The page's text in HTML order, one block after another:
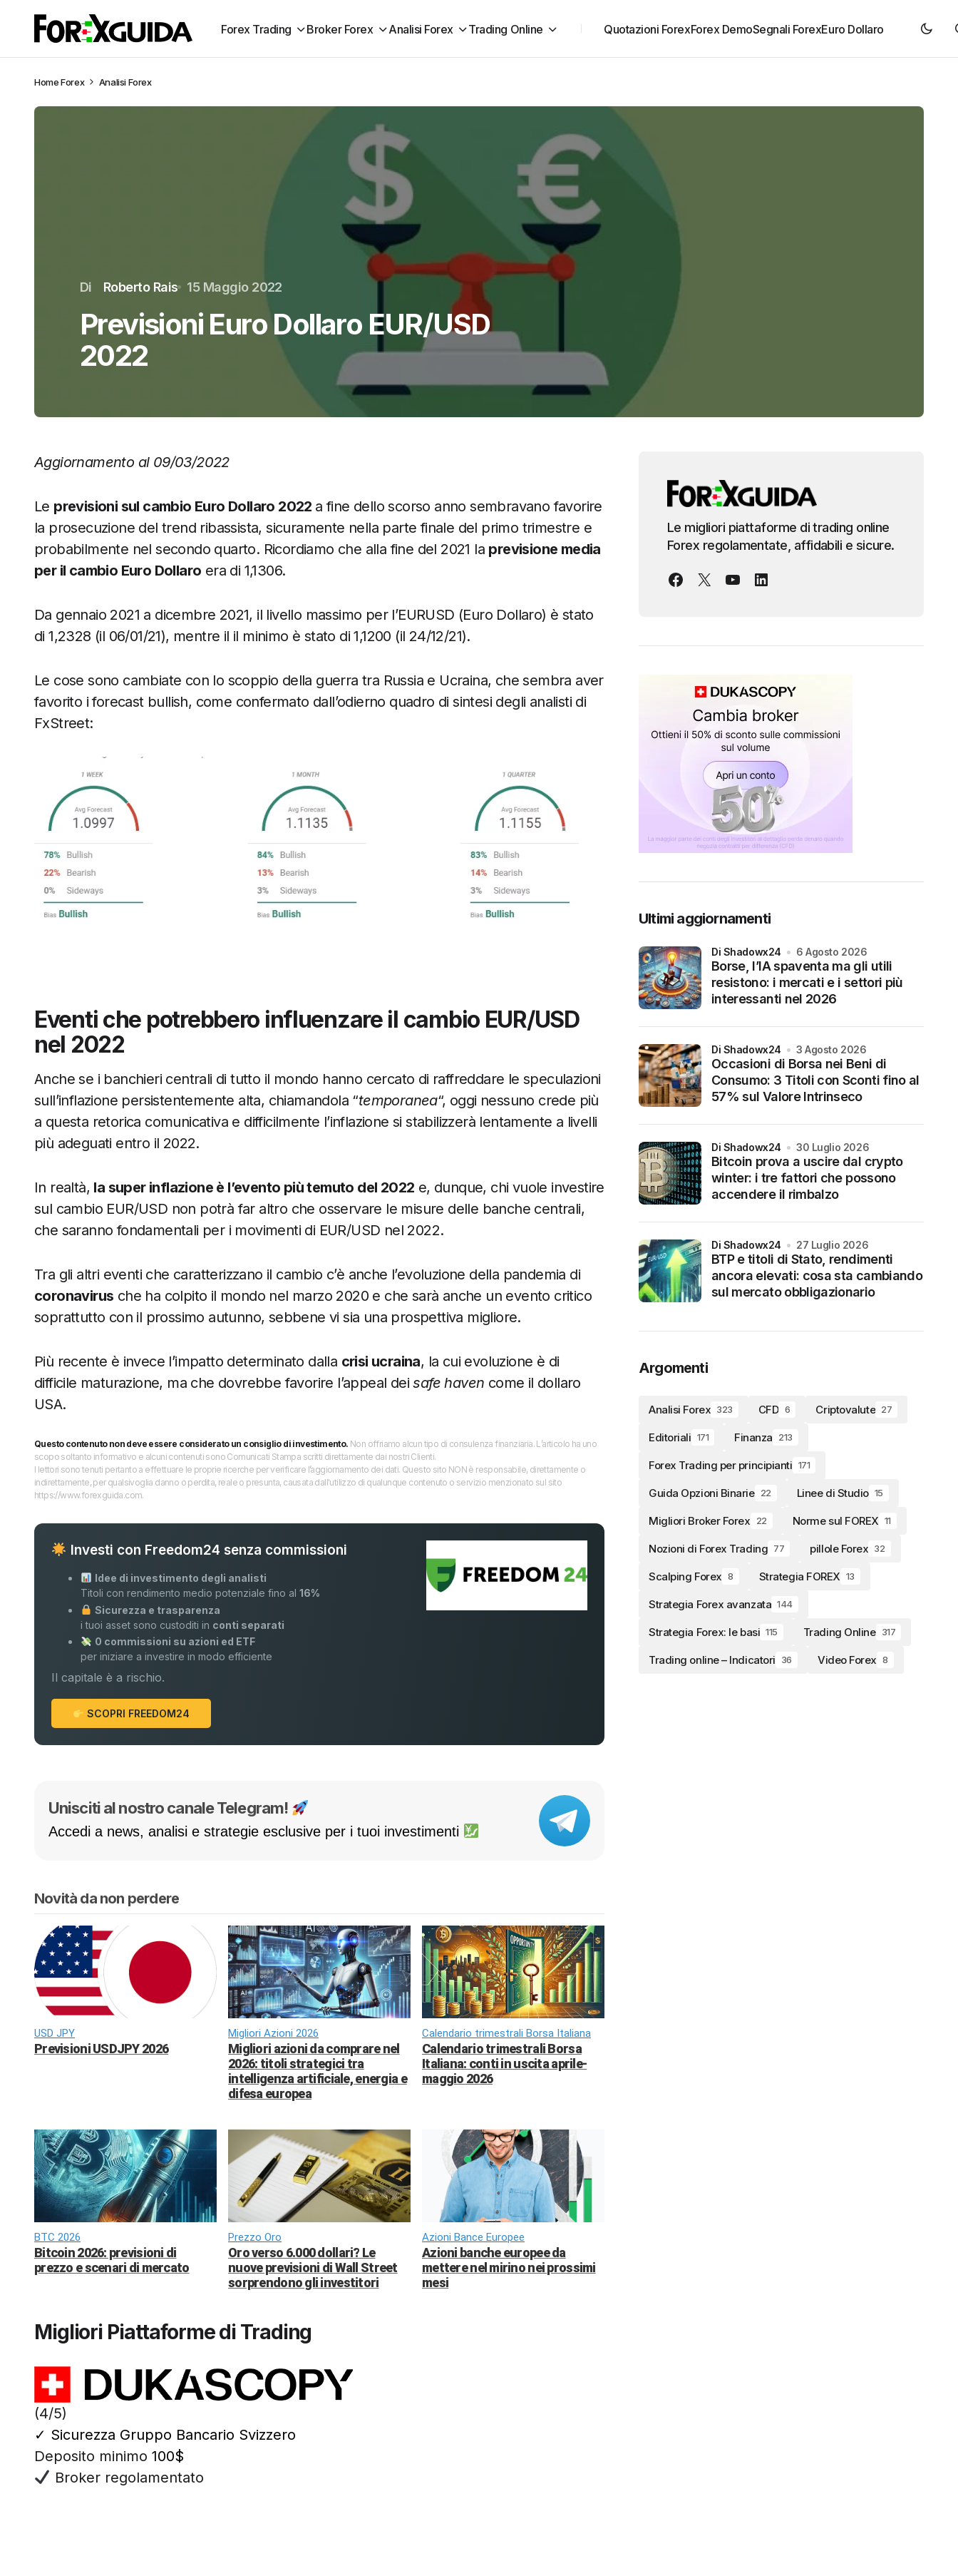
Forex Trading Broker Forex Analisi Forex Trading Online Quotazioni ForexForex DemoSegnali ForexEuro Dollaro
HomeForex Analisi Forex
Di Roberto Rais 15 Maggio 2022
Previsioni Euro Dollaro EUR/USD
2022
Aggiornamento al 09/03/2022
Le previsioni sul cambio Euro Dollaro 2022 a fine dello scorso anno sembravano favorire
la prosecuzione del trend ribassista, sicuramente nella parte finale del primo trimestre e
probabilmente nel secondo quarto. Ricordiamo che alla fine del 2021 la previsione media
per il cambio Euro Dollaro era di 1,1306.
Da gennaio 2021 a dicembre 2021, il livello massimo per l’EURUSD (Euro Dollaro) è stato
di 1,2328 (il 06/01/21), mentre il il minimo è stato di 1,1200 (il 24/12/21).
Le cose sono cambiate con lo scoppio della guerra tra Russia e Ucraina, che sembra aver
favorito i forecast bullish, come confermato dall’odierno quadro di sintesi degli analisti di
FxStreet:
Eventi che potrebbero influenzare il cambio EUR/USD
nel 2022
Anche se i banchieri centrali di tutto il mondo hanno cercato di raffreddare le speculazioni
sull’inflazione persistentemente alta, chiamandola “temporanea“, oggi nessuno crede più
a questa retorica comunicativa e difficilmente l’inflazione si stabilizzerà lentamente a livelli
più adeguati entro il 2022.
In realtà, la super inflazione è l’evento più temuto del 2022 e, dunque, chi vuole investire
sul cambio EUR/USD non potrà far altro che osservare le misure delle banche centrali,
che saranno fondamentali per i movimenti di EUR/USD nel 2022.
Tra gli altri eventi che caratterizzano il cambio c’è anche l’evoluzione della pandemia di
coronavirus che ha colpito il mondo nel marzo 2020 e che sarà anche un evento critico
soprattutto con il prossimo autunno, sebbene vi sia una prospettiva migliore.
Più recente è invece l’impatto determinato dalla crisi ucraina, la cui evoluzione è di
difficile maturazione, ma che dovrebbe favorire l’appeal deisafe haven come il dollaro
USA.
Questo contenuto non deve essere considerato un consiglio di investimento. Non offriamo alcun tipo di consulenza finanziaria. L’articolo ha uno
scopo soltanto informativo e alcuni contenuti sono Comunicati Stampa scritti direttamente dai nostri Clienti.
I lettori sono tenuti pertanto a effettuare le proprie ricerche per verificare l’aggiornamento dei dati. Questo sito NON è responsabile, direttamente o
indirettamente, per qualsivoglia danno o perdita, reale o presunta, causata dall'utilizzo di qualunque contenuto o servizio menzionato sul sito
https://www.forexguida.com.
Investi con Freedom24 senza commissioni
Idee di investimento degli analisti
Titoli con rendimento medio potenziale fino al16%
Sicurezza e trasparenza
i tuoi asset sono custoditi in conti separati
0 commissioni su azioni ed ETF
per iniziare a investire in modo efficiente
Il capitale è a rischio.
SCOPRI FREEDOM24
Unisciti al nostro canale Telegram!
Accedi a news, analisi e strategie esclusive per i tuoi investimenti
Novità da non perdere
USD JPY
Previsioni USDJPY 2026
Migliori Azioni 2026
Migliori azioni da comprare nel
2026: titoli strategici tra
intelligenza artificiale, energia e
difesa europea
Calendario trimestrali Borsa Italiana
Calendario trimestrali Borsa
Italiana: conti in uscita aprile-
maggio 2026
BTC 2026
Bitcoin 2026: previsioni di
prezzo e scenari di mercato
Prezzo Oro
Oro verso 6.000 dollari? Le
nuove previsioni di Wall Street
sorprendono gli investitori
Azioni Bance Europee
Azioni banche europee da
mettere nel mirino nei prossimi
mesi
Migliori Piattaforme di Trading
(4/5)
✓ Sicurezza Gruppo Bancario Svizzero
Deposito minimo 100$
Broker regolamentato
Le migliori piattaforme di trading online
Forex regolamentate, affidabili e sicure.
Ultimi aggiornamenti
Borse, l’IA spaventa ma gli utili
resistono: i mercati e i settori più
interessanti nel 2026
di Shadowx24 6 Agosto 2026
Occasioni di Borsa nei Beni di
Consumo: 3 Titoli con Sconti fino al
57% sul Valore Intrinseco
di Shadowx24 3 Agosto 2026
Bitcoin prova a uscire dal crypto
winter: i tre fattori che possono
accendere il rimbalzo
di Shadowx24 30 Luglio 2026
BTP e titoli di Stato, rendimenti
ancora elevati: cosa sta cambiando
sul mercato obbligazionario
di Shadowx24 27 Luglio 2026
Argomenti
Analisi Forex 323 CFD 6 Criptovalute 27
Editoriali 171 Finanza 213
Forex Trading per principianti 171
Guida Opzioni Binarie 22 Linee di Studio 15
Migliori Broker Forex 22 Norme sul FOREX 11
Nozioni di Forex Trading 77 pillole Forex 32
Scalping Forex 8 Strategia FOREX 13
Strategia Forex avanzata 144
Strategia Forex: le basi 115 Trading Online 317
Trading online – Indicatori 36 Video Forex 8